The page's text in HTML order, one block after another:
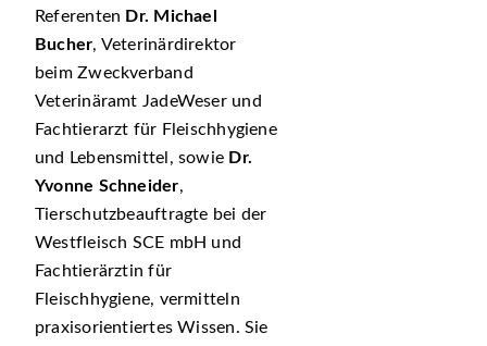
Referenten Dr. Michael
Bucher, Veterinärdirektor
beim Zweckverband
Veterinäramt JadeWeser und
Fachtierarzt für Fleischhygiene
und Lebensmittel, sowie Dr.
Yvonne Schneider,
Tierschutzbeauftragte bei der
Westfleisch SCE mbH und
Fachtierärztin für
Fleischhygiene, vermitteln
praxisorientiertes Wissen. Sie